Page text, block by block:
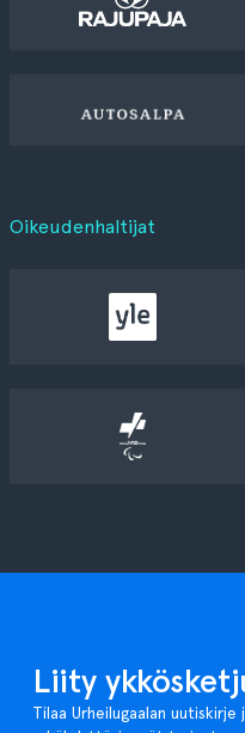
Oikeudenhaltijat
Liity
Tilaa Urheilugaalan uutiskirje